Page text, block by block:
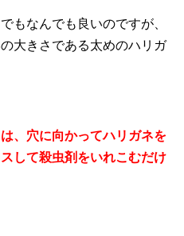
もなんでも良いのですが、
大きさである太めのハリガ
、穴に向かってハリガネを
して殺虫剤をいれこむだけ